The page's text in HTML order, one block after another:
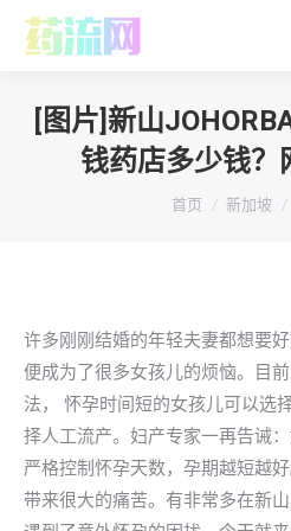
[图片]新山
钱药店多少钱？
你在这里：
首页 新加坡
许多刚刚结婚的年轻夫妻都想要
便成为了很多女孩儿的烦恼。目
法， 怀孕时间短的女孩儿可以选
择人工流产。妇产专家一再告诫
严格控制怀孕天数，孕期越短越
带来很大的痛苦。有非常多在新